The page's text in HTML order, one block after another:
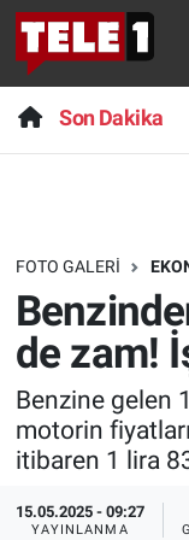
Son Dakika
FOTO GALERI
de zam!
Benzine gelen
motorin
itibaren 1 lira
15.05.2025 - 09:27
YAYINLANMA
Anında
Başka
Bilim turu
Bilim ve
Doğa
Dünya
Ege Saati
Son Dakika
Haber
Dünya
Teknoloji
Sağlık
Spor
Yayın Akışı
Nöbetçi
Hava
Trafik
Süper Lig
Tüm
Son Dakika
Haber Arşivi